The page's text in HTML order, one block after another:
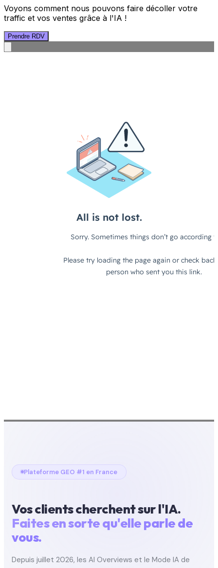
Voyons comment nous pouvons faire décoller votre
traffic et vos ventes grâce à l'IA !
Prendre RDV
Plateforme GEO #1 en France
Vos clients cherchent sur l'IA.
Faites en sorte qu'elle parle de
vous.
Depuis juillet 2026, les AI Overviews et le Mode IA de